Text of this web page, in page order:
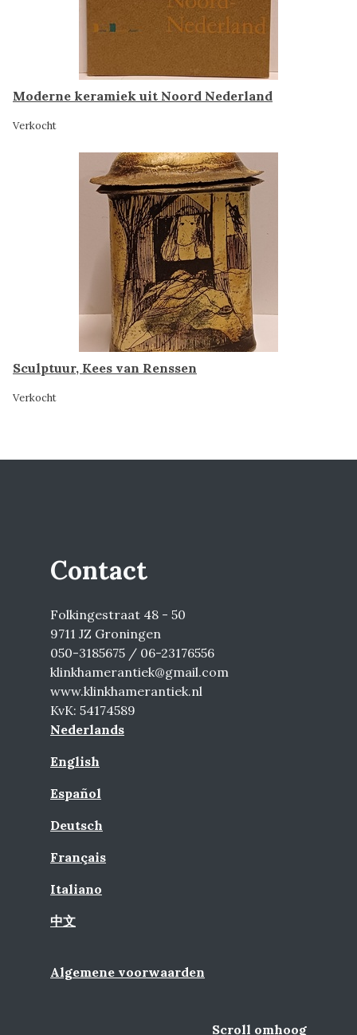
Moderne keramiek uit Noord Nederland
Verkocht
Sculptuur, Kees van Renssen
Verkocht
Contact
Folkingestraat 48 - 50
9711 JZ Groningen
050-3185675 / 06-23176556
klinkhamerantiek@gmail.com
www.klinkhamerantiek.nl
KvK: 54174589
Nederlands
English
Español
Deutsch
Français
Italiano
中文
Algemene voorwaarden
Scroll omhoog